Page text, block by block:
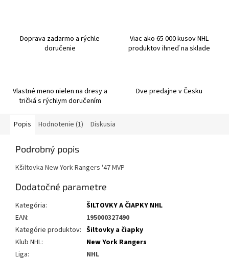
Doprava zadarmo a rýchle
doručenie
Viac ako 65 000 kusov NHL
produktov ihneď na sklade
Vlastné meno nielen na dresy a
tričká s rýchlym doručením
Dve predajne v Česku
Popis Hodnotenie (1) Diskusia
Podrobný popis
Kšiltovka New York Rangers '47 MVP
Dodatočné parametre
Kategória:
ŠILTOVKY A ČIAPKY NHL
EAN:
195000327490
Kategórie produktov: Šiltovky a čiapky
Klub NHL:
New York Rangers
Liga:
NHL